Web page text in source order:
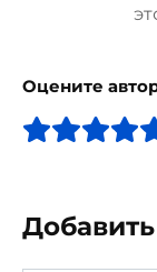
Оцените